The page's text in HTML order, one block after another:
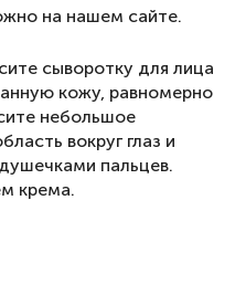
на нашем сайте.
сыворотку для лица
кожу, равномерно
небольшое
вокруг глаз и
пальцев.
крема.